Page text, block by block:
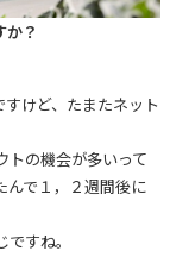
か？
けど、たまたネット
トの機会が多いって
んで１，２週間後に
すね。